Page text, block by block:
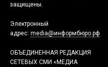
защищены.
Электронный
адрес: media@информбюро.рф
ОБЪЕДИНЕННАЯ РЕДАКЦИЯ
СЕТЕВЫХ СМИ «МЕДИА